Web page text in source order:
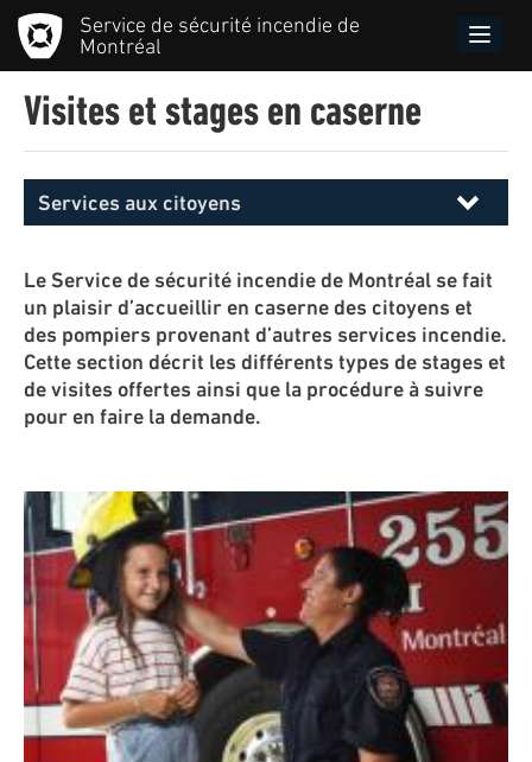
Aller
au
contenu
Service de sécurité incendie de
Montréal
Toggle
Visites et stages en caserne
Menu
SIM
Services aux citoyens
Le Service de sécurité incendie de Montréal se fait
un plaisir d’accueillir en caserne des citoyens et
des pompiers provenant d’autres services incendie.
Cette section décrit les différents types de stages et
de visites offertes ainsi que la procédure à suivre
pour en faire la demande.